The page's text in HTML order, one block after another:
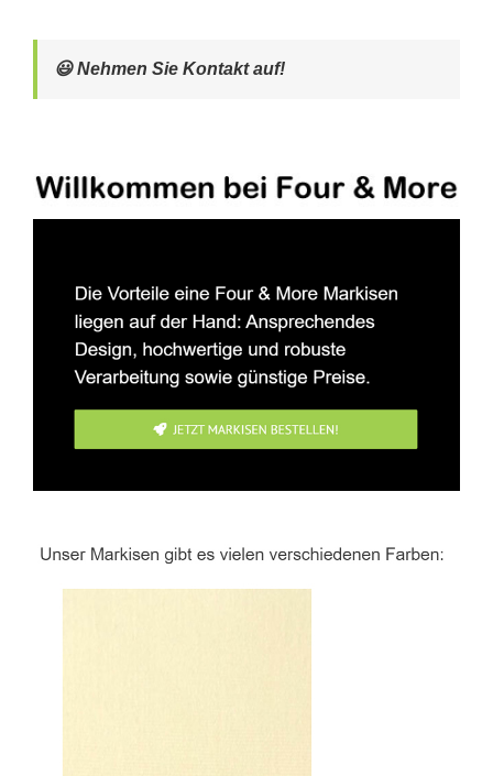
😃 Nehmen Sie Kontakt auf!